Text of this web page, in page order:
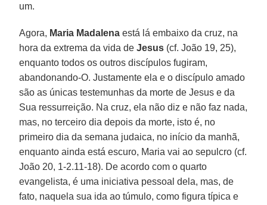
um.
Agora, Maria Madalena está lá embaixo da cruz, na
hora da extrema da vida deJesus (cf. João 19, 25),
enquanto todos os outros discípulos fugiram,
abandonando-O. Justamente ela e o discípulo amado
são as únicas testemunhas da morte de Jesus e da
Sua ressurreição. Na cruz, ela não diz e não faz nada,
mas, no terceiro dia depois da morte, isto é, no
primeiro dia da semana judaica, no início da manhã,
enquanto ainda está escuro, Maria vai ao sepulcro (cf.
João 20, 1-2.11-18). De acordo com o quarto
evangelista, é uma iniciativa pessoal dela, mas, de
fato, naquela sua ida ao túmulo, como figura típica e